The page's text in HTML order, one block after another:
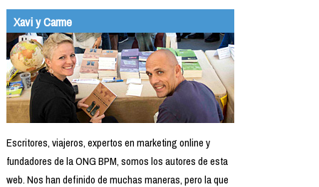
Xavi y Carme
Escritores, viajeros, expertos en marketing online y
fundadores de la ONG BPM, somos los autores de esta
web. Nos han definido de muchas maneras, pero la que